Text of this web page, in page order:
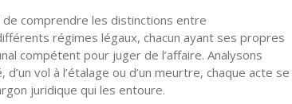
comprendre les distinctions entre
régimes légaux, chacun ayant ses propres
compétent pour juger de l’affaire. Analysons
vol à l’étalage ou d’un meurtre, chaque acte se
juridique qui les entoure.